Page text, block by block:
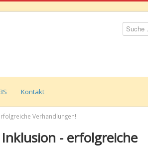
Suchen
Kontakt
Verhandlungen!
- erfolgreiche